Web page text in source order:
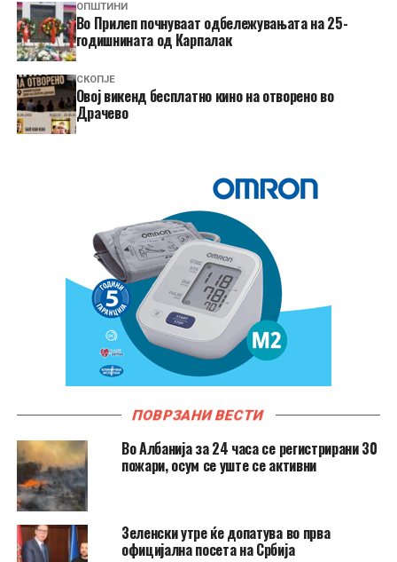
ОПШТИНИ
Во Прилеп почнуваат одбележувањата на 25-
годишнината од Карпалак
СКОПЈЕ
​Овој викенд бесплатно кино на отворено во
Драчево
ПОВРЗАНИ ВЕСТИ
Во Албанија за 24 часа се регистрирани 30
пожари, осум се уште се активни
Зеленски утре ќе допатува во прва
официјална посета на Србија